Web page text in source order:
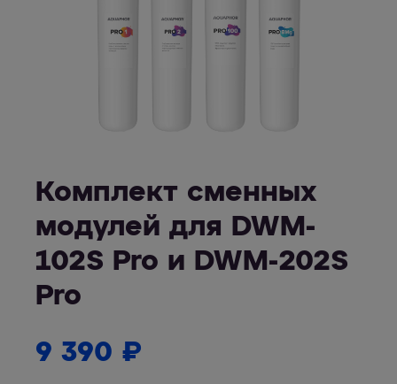
Комплект сменных
модулей для DWM-
102S Pro и DWM-202S
Pro
9 390 ₽